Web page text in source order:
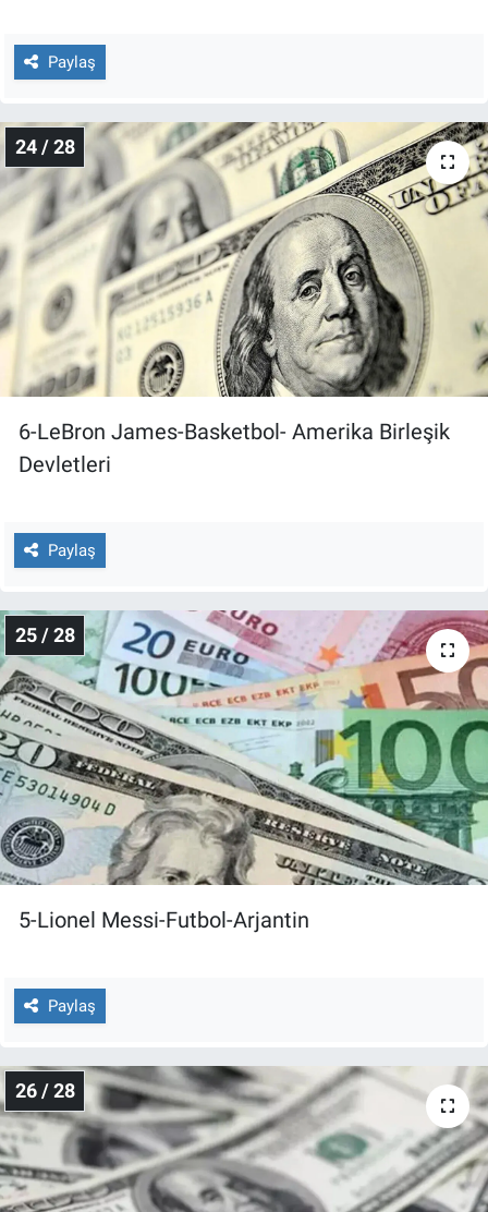
Paylaş
24 / 28
6-LeBron James-Basketbol- Amerika Birleşik
Devletleri
Paylaş
25 / 28
5-Lionel Messi-Futbol-Arjantin
Paylaş
26 / 28